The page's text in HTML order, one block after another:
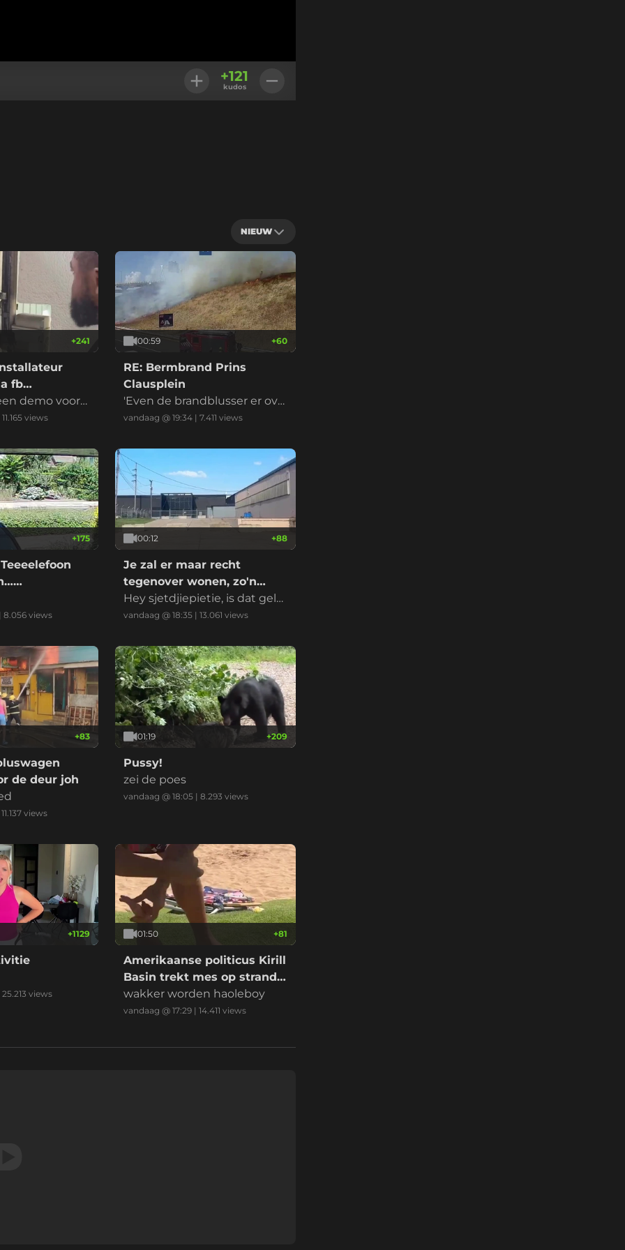
+121
kudos
NIEUW
+241
fb
demo voord
11.165views
00:59 +60
RE: Bermbrand Prins
Clausplein
'Even de brandblusser er ove
r en het is geblust' riep iema
vandaag @ 19:34 |7.411 views
+175
8.056views
00:12 +88
Je zal er maar recht
tegenover wonen, zo'n
datacenter
Hey sjetdjiepietie, is dat gelui
d normaal?
vandaag @ 18:35 |13.061 views
+83
de deur joh
11.137views
01:19 +209
Pussy!
zei de poes
vandaag @ 18:05 |8.293 views
+1129
25.213 views
01:50 +81
Amerikaanse politicus Kirill
Basin trekt mes op strand
Hawaii
wakker worden haoleboy
vandaag @ 17:29 |14.411 views